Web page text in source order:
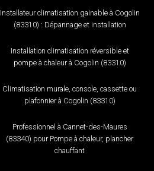
Installateur climatisation gainable à Cogolin
(83310) : Dépannage et installation
Installation climatisation réversible et
pompe à chaleur à Cogolin (83310)
Climatisation murale, console, cassette ou
plafonnier à Cogolin (83310)
Professionnel à Cannet-des-Maures
(83340) pour Pompe à chaleur, plancher
chauffant